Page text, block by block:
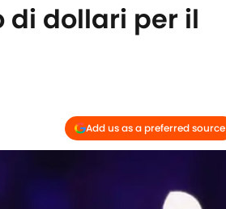
di dollari per il
Add us as a preferred source